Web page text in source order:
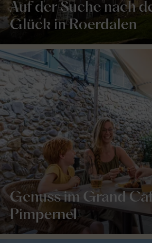
Auf der Suche nach
Glück in Roerdalen
Genuss im Grand
Pimpernel